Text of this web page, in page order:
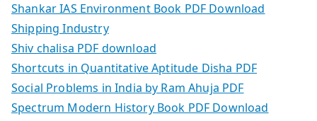
Shankar IAS Environment Book PDF Download
Shipping Industry
Shiv chalisa PDF download
Shortcuts in Quantitative Aptitude Disha PDF
Social Problems in India by Ram Ahuja PDF
Spectrum Modern History Book PDF Download